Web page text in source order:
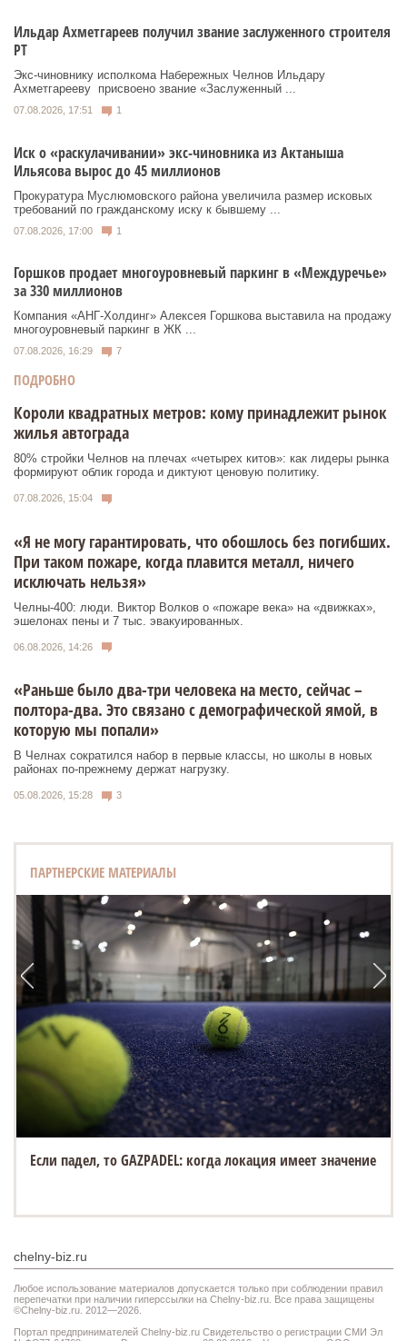
Ильдар Ахметгареев получил звание заслуженного строителя
РТ
Экс‑чиновнику исполкома Набережных Челнов Ильдару
Ахметгарееву присвоено звание «Заслуженный ...
07.08.2026, 17:51 1
Иск о «раскулачивании» экс-чиновника из Актаныша
Ильясова вырос до 45 миллионов
Прокуратура Муслюмовского района увеличила размер исковых
требований по гражданскому иску к бывшему ...
07.08.2026, 17:00 1
Горшков продает многоуровневый паркинг в «Междуречье»
за 330 миллионов
Компания «АНГ-Холдинг» Алексея Горшкова выставила на продажу
многоуровневый паркинг в ЖК ...
07.08.2026, 16:29 7
ПОДРОБНО
Короли квадратных метров: кому принадлежит рынок
жилья автограда
80% стройки Челнов на плечах «четырех китов»: как лидеры рынка
формируют облик города и диктуют ценовую политику.
07.08.2026, 15:04
«Я не могу гарантировать, что обошлось без погибших.
При таком пожаре, когда плавится металл, ничего
исключать нельзя»
Челны-400: люди. Виктор Волков о «пожаре века» на «движках»,
эшелонах пены и 7 тыс. эвакуированных.
06.08.2026, 14:26
«Раньше было два-три человека на место, сейчас –
полтора-два. Это связано с демографической ямой, в
которую мы попали»
В Челнах сократился набор в первые классы, но школы в новых
районах по-прежнему держат нагрузку.
05.08.2026, 15:28 3
ПАРТНЕРСКИЕ МАТЕРИАЛЫ
Если падел, то GAZPADEL: когда локация имеет значение
chelny-biz.ru
Любое использование материалов допускается только при соблюдении правил
перепечатки при наличии гиперссылки на Chelny-biz.ru. Все права защищены
©Chelny-biz.ru. 2012—2026.
Портал предпринимателей Chelny-biz.ru Свидетельство о регистрации СМИ Эл